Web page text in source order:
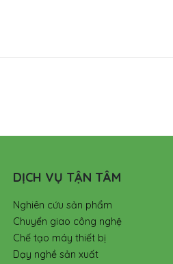
DỊCH VỤ TẬN TÂM
Nghiên cứu sản phẩm
Chuyển giao công nghệ
Chế tạo máy thiết bị
Dạy nghề sản xuất